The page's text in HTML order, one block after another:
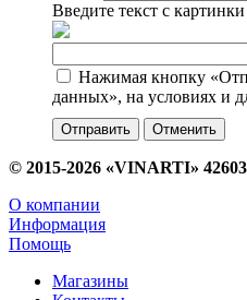
Введите текст с картинки
Нажимая кнопку
данных», на условиях и
Отменить
© 2015-2026 «VINARTI»
О компании
Информация
Помощь
Магазины